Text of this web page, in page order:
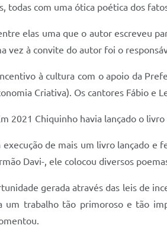
todas com uma ótica poética dos
elas uma que o autor escreveu
vez à convite do autor foi o
à cultura com o apoio da
Criativa). Os cantores Fábio
2021 Chiquinho havia lançado o
de mais um livro lançado
Davi-, ele colocou diversos
gerada através das leis de
um trabalho tão primoroso e tão